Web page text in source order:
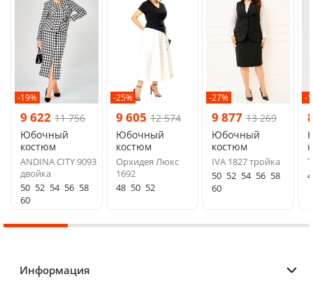
-19%
9 622 11 756
Юбочный
костюм
ANDINA CITY 9093
двойка
50 52 54 56 58
60
-25%
9 605 12 574
Юбочный
костюм
Орхидея Люкс
1692
48 50 52
-27%
9 877 13 269
Юбочный
костюм
IVA 1827 тройка
50 52 54 56 58
60
-
Информация